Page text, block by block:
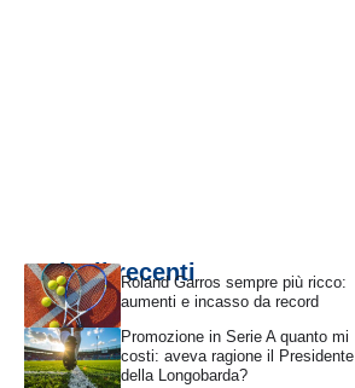
Articoli recentiRoland Garros sempre più ricco:
aumenti e incasso da record
Promozione in Serie A quanto mi
costi: aveva ragione il Presidente
della Longobarda?